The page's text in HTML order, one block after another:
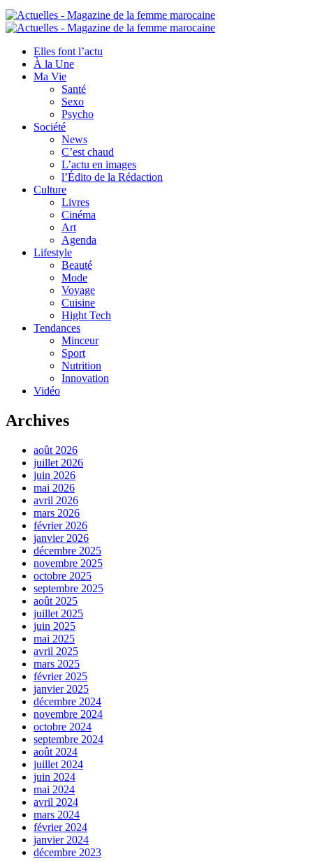
Elles font l’actu
À la Une
Ma Vie
Santé
Sexo
Psycho
Société
News
C’est chaud
L’actu en images
l’Édito de la Rédaction
Culture
Livres
Cinéma
Art
Agenda
Lifestyle
Beauté
Mode
Voyage
Cuisine
Hight Tech
Tendances
Minceur
Sport
Nutrition
Innovation
Vidéo
Archives
août 2026
juillet 2026
juin 2026
mai 2026
avril 2026
mars 2026
février 2026
janvier 2026
décembre 2025
novembre 2025
octobre 2025
septembre 2025
août 2025
juillet 2025
juin 2025
mai 2025
avril 2025
mars 2025
février 2025
janvier 2025
décembre 2024
novembre 2024
octobre 2024
septembre 2024
août 2024
juillet 2024
juin 2024
mai 2024
avril 2024
mars 2024
février 2024
janvier 2024
décembre 2023